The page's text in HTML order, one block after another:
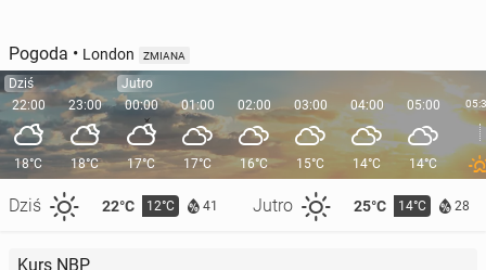
Pogoda • London ZMIANA
Dziś
22:00
18°C
Dziś 22°C 12°C 41 Jutro 25°C 14°C 28
23:00
18°C
Jutro
00:00
17°C
01:00
17°C
02:00
16°C
03:00
15°C
04:00
14°C
05:00
14°C
Kurs NBP